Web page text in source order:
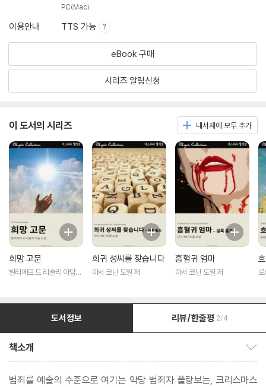
PC(Mac)
이용안내 TTS 가능
eBook 구매
시리즈 알림신청
이 도서의 시리즈 내서재에 모두 추가
희망 고문
빌리에르 드 리슬리 아담
희귀 성씨를 찾습니다
아서 코난 도일 저
흡혈귀 엄마
아서 코난 도일 저
도서정보 리뷰/한줄평 2/4
책소개
범죄를 예술의 수준으로 여기는 악당 범죄자 플랑보는, 크리스마스